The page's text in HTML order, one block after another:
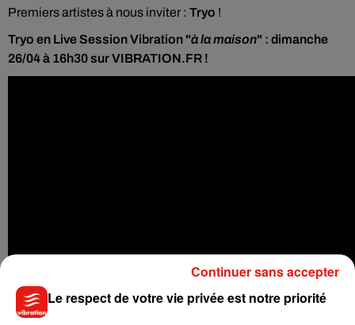
Premiers artistes à nous inviter : Tryo !
Tryo en Live Session Vibration "à la maison" : dimanche
26/04 à 16h30 sur VIBRATION.FR !
Le respect de votre vie privée est notre priorité
Continuer sans accepter